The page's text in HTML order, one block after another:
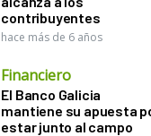
contribuyentes
hace más de 6 años
Financiero
El Banco Galicia
mantiene su apuesta
estar junto al campo